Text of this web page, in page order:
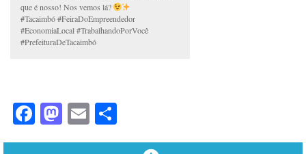
que é nosso! Nos vemos lá?
#Tacaimbó #FeiraDoEmpreendedor
#EconomiaLocal #TrabalhandoPorVocê
#PrefeituraDeTacaimbó
Facebook
Mastodon
Email